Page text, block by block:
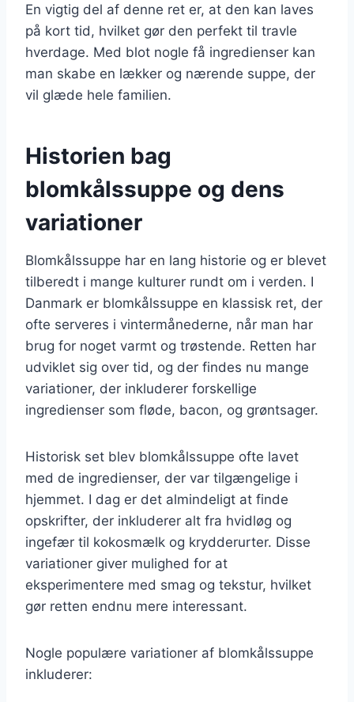
En vigtig del af denne ret er, at den kan laves
på kort tid, hvilket gør den perfekt til travle
hverdage. Med blot nogle få ingredienser kan
man skabe en lækker og nærende suppe, der
vil glæde hele familien.
Historien bag
blomkålssuppe og dens
variationer
Blomkålssuppe har en lang historie og er blevet
tilberedt i mange kulturer rundt om i verden. I
Danmark er blomkålssuppe en klassisk ret, der
ofte serveres i vintermånederne, når man har
brug for noget varmt og trøstende. Retten har
udviklet sig over tid, og der findes nu mange
variationer, der inkluderer forskellige
ingredienser som fløde, bacon, og grøntsager.
Historisk set blev blomkålssuppe ofte lavet
med de ingredienser, der var tilgængelige i
hjemmet. I dag er det almindeligt at finde
opskrifter, der inkluderer alt fra hvidløg og
ingefær til kokosmælk og krydderurter. Disse
variationer giver mulighed for at
eksperimentere med smag og tekstur, hvilket
gør retten endnu mere interessant.
Nogle populære variationer af blomkålssuppe
inkluderer: